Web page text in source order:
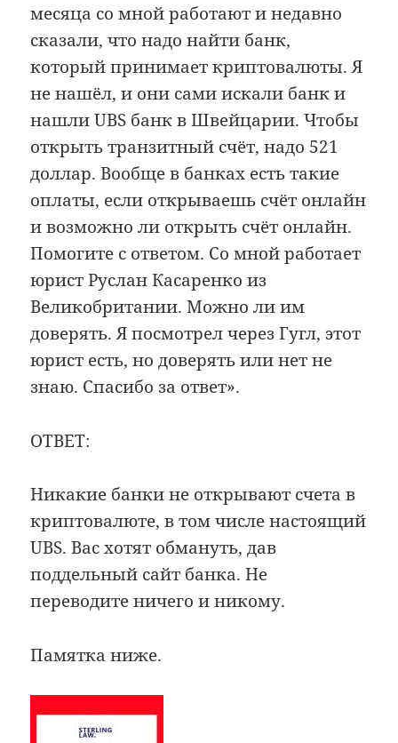
месяца со мной работают и недавно
сказали, что надо найти банк,
который принимает криптовалюты. Я
не нашёл, и они сами искали банк и
нашли UBS банк в Швейцарии. Чтобы
открыть транзитный счёт, надо 521
доллар. Вообще в банках есть такие
оплаты, если открываешь счёт онлайн
и возможно ли открыть счёт онлайн.
Помогите с ответом. Со мной работает
юрист Руслан Касаренко из
Великобритании. Можно ли им
доверять. Я посмотрел через Гугл, этот
юрист есть, но доверять или нет не
знаю. Спасибо за ответ».
ОТВЕТ:
Никакие банки не открывают счета в
криптовалюте, в том числе настоящий
UBS. Вас хотят обмануть, дав
поддельный сайт банка. Не
переводите ничего и никому.
Памятка ниже.